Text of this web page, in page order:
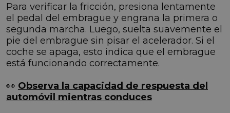
Para verificar la fricción, presiona lentamente
el pedal del embrague y engrana la primera o
segunda marcha. Luego, suelta suavemente el
pie del embrague sin pisar el acelerador. Si el
coche se apaga, esto indica que el embrague
está funcionando correctamente.
👀 Observa la capacidad de respuesta del
automóvil mientras conduces